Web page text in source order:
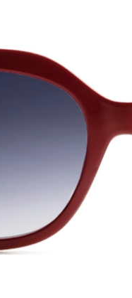
Largeur des verres
Largeur
des verres